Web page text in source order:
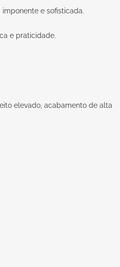
e sofisticada.
e praticidade.
elevado, acabamento de alta